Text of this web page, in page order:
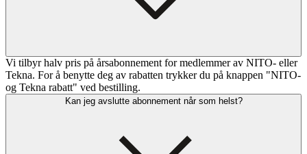
Vi tilbyr halv pris på årsabonnement for medlemmer av NITO- eller
Tekna. For å benytte deg av rabatten trykker du på knappen "NITO-
og Tekna rabatt" ved bestilling.
Kan jeg avslutte abonnement når som helst?